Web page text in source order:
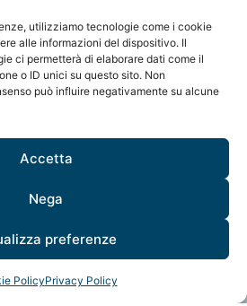
utilizziamo tecnologie come i cookie
alle informazioni del dispositivo. Il
ci permetterà di elaborare dati come il
o ID unici su questo sito. Non
può influire negativamente su alcune
Accetta
Nega
preferenze
PolicyPrivacy Policy
20149, Milano
2025 All Rights Reserved.